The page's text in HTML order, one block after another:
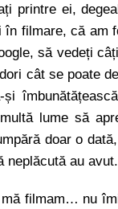
printre ei,
filmare, că
să vedeți
cât se poate
lume să
doar o
neplăcută au avut.
filmam… nu